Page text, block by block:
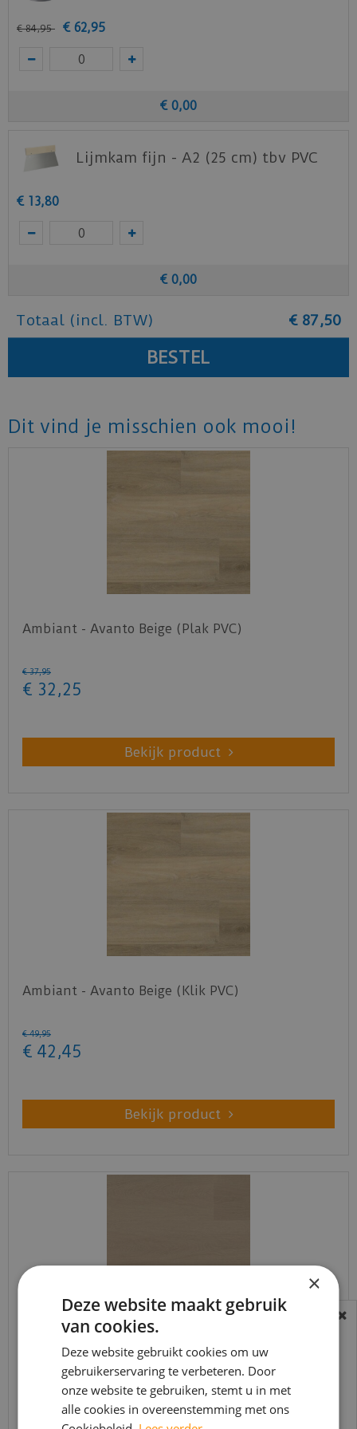
€ 84,95 € 62,95
€ 0,00
Lijmkam fijn - A2 (25 cm) tbv PVC
€ 13,80
€ 0,00
Totaal (incl. BTW) € 87,50
Dit vind je misschien ook mooi!
Ambiant - Avanto Beige (Plak PVC)
€ 37,95
€ 32 ,25
Bekijk product
Ambiant - Avanto Beige (Klik PVC)
€ 49,95
€ 42 ,45
Bekijk product
Ambiant - Estino Smoky (Plak PVC)
,95
BEREIKBAARHEID
In verband met de vakantie periode zijn wij
t/m 14 augustus telefonisch helaas niet
bereikbaar.
Bestelling worden uiteraard verwerkt
×
Deze website maakt gebruik
van cookies.
Deze website gebruikt cookies om uw
gebruikerservaring te verbeteren. Door
onze website te gebruiken, stemt u in met
alle cookies in overeenstemming met ons